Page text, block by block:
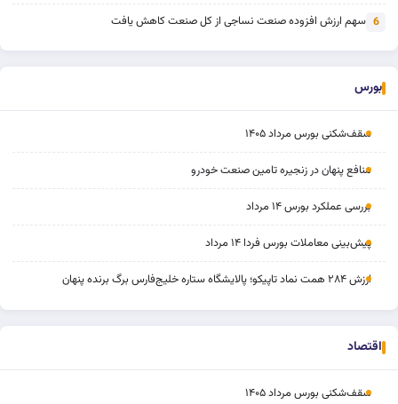
6 سهم ارزش افزوده صنعت نساجی از کل صنعت کاهش یافت
بورس
سقف‌شکنی بورس مرداد ۱۴۰۵
منافع پنهان در زنجیره تامین صنعت خودرو
بررسی عملکرد بورس ۱۴ مرداد
پیش‌بینی معاملات بورس فردا ۱۴ مرداد
ارزش ۲۸۴ همت نماد تاپیکو؛ پالایشگاه ستاره خلیج‌فارس برگ برنده پنهان
اقتصاد
سقف‌شکنی بورس مرداد ۱۴۰۵